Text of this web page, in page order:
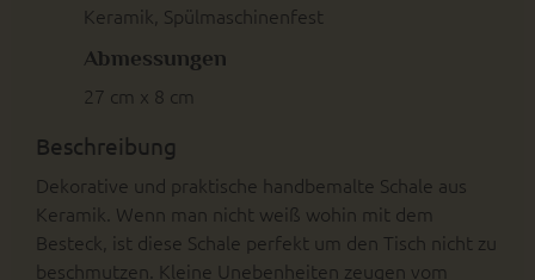
Keramik, Spülmaschinenfest
Abmessungen
27 cm x 8 cm
Beschreibung
Dekorative und praktische handbemalte Schale aus
Keramik. Wenn man nicht weiß wohin mit dem
Besteck, ist diese Schale perfekt um den Tisch nicht zu
beschmutzen. Kleine Unebenheiten zeugen vom